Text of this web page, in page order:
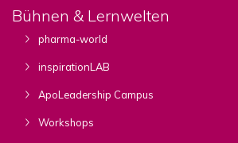
Bühnen & Lernwelten
pharma-world
inspirationLAB
ApoLeadership Campus
Workshops